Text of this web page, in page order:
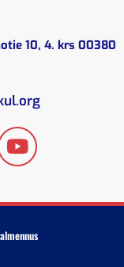
10, 4. krs 00380